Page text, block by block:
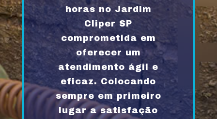
horas no Jardim
Cliper SP
comprometida em
oferecer um
atendimento ágil e
eficaz. Colocando
sempre em primeiro
lugar a satisfação